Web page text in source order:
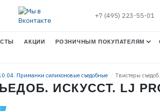
+7 (495) 223-55-01
АКЦИИ РОЗНИЧНЫМ ПОКУПАТЕЛЯМ
Приманки силиконовые съедобные Твистеры
ИСКУССТ. LJ PRO